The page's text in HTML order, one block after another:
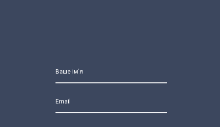
Ваше ім'я
Email